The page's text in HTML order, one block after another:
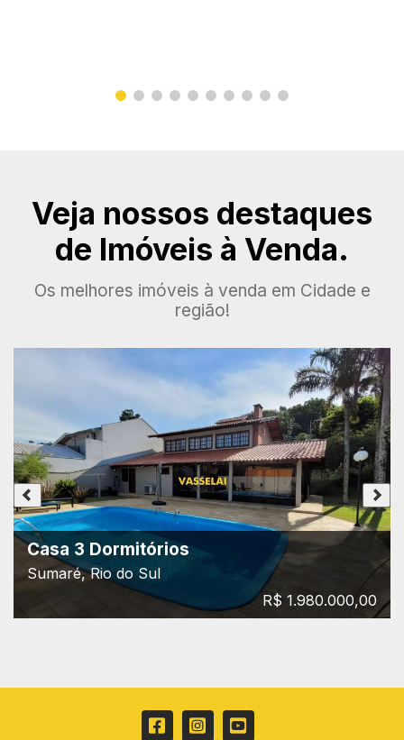
Veja nossos destaques
de Imóveis à Venda.
Os melhores imóveis à venda em Cidade e
região!
Casa 3 Dormitórios
Sumaré, Rio do Sul
R$ 1.980.000,00